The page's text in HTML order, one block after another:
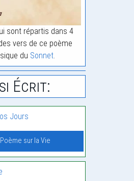
sont répartis dans 4
vers de ce poème
du Sonnet.
Écrit:
Jours
Poème sur la Vie